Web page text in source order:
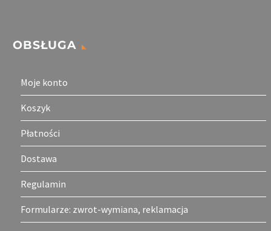
OBSŁUGA
Moje konto
Koszyk
Płatności
Dostawa
Regulamin
Formularze: zwrot-wymiana, reklamacja